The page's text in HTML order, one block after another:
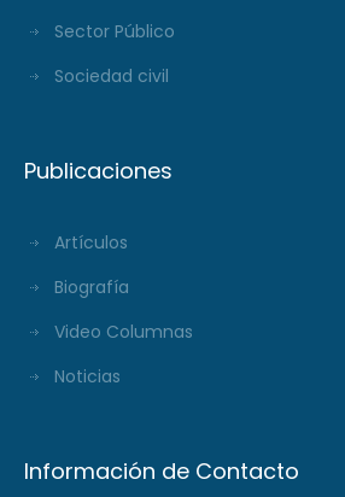
Sector Público
Sociedad civil
Publicaciones
Artículos
Biografía
Video Columnas
Noticias
Información de Contacto